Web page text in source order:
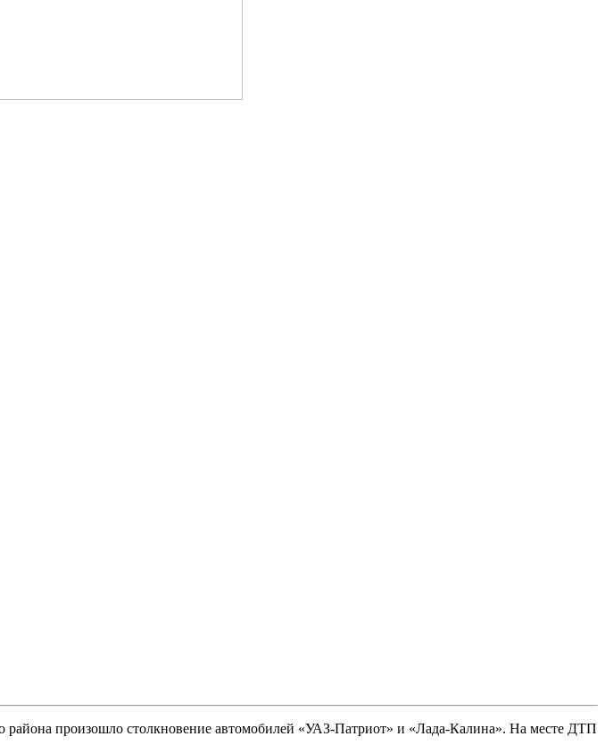
района произошло столкновение автомобилей «УАЗ-Патриот» и «Лада-Калина». На месте ДТП